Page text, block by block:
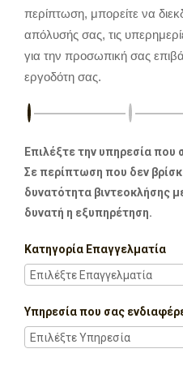
περίπτωση, μπορείτε να
απόλυσής σας, τις
για την προσωπική σας
εργοδότη σας.
Επιλέξτε την υπηρεσία που
Σε περίπτωση που δεν
δυνατότητα βιντεοκλήσης
δυνατή η εξυπηρέτηση.
Κατηγορία Επαγγελματία
Υπηρεσία που σας